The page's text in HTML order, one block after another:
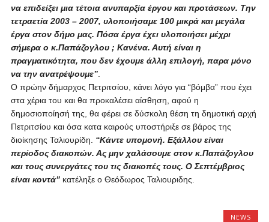
να επιδείξει μια τέτοια ανυπαρξία έργου και προτάσεων. Την
τετραετία 2003 – 2007, υλοποιήσαμε 100 μικρά και μεγάλα
έργα στον δήμο μας. Πόσα έργα έχει υλοποιήσει μέχρι
σήμερα ο κ.Παπάζογλου ; Κανένα. Αυτή είναι η
πραγματικότητα, που δεν έχουμε άλλη επιλογή, παρα μόνο
να την ανατρέψουμε”.
Ο πρώην δήμαρχος Πετριτσίου, κάνει λόγο για “βόμβα” που έχει
στα χέρια του και θα προκαλέσει αίσθηση, αφού η
δημοσιοποίησή της, θα φέρει σε δύσκολη θέση τη δημοτική αρχή
Πετριτσίου και όσα κατα καιρούς υποστήριξε σε βάρος της
διοίκησης Ταλιουρίδη. “Κάντε υπομονή. Εξάλλου είναι
περίοδος διακοπών. Ας μην χαλάσουμε στον κ.Παπάζογλου
και τους συνεργάτες του τις διακοπές τους. Ο Σεπτέμβριος
είναι κοντά”κατέληξε ο Θεόδωρος Ταλιουριδης.
NEWS